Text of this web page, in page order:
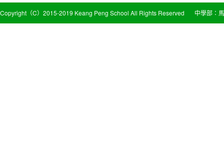
Copyright（C）2015-2019 Keang Peng School All Rights Reserved 中學部：